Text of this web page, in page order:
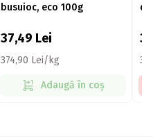
busuioc, eco 100g
37,49 Lei
374,90 Lei/kg
Adaugă în coș